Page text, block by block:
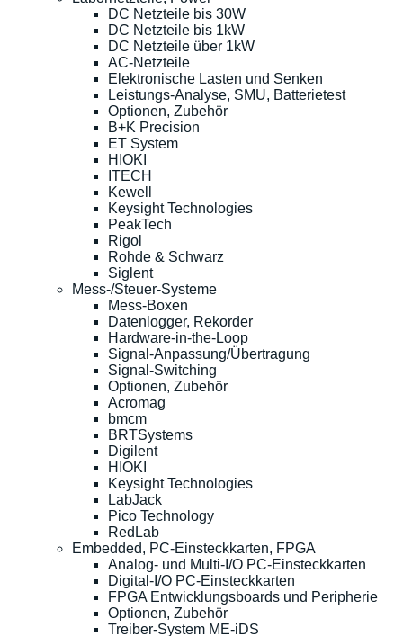
DC Netzteile bis 30W
DC Netzteile bis 1kW
DC Netzteile über 1kW
AC-Netzteile
Elektronische Lasten und Senken
Leistungs-Analyse, SMU, Batterietest
Optionen, Zubehör
B+K Precision
ET System
HIOKI
ITECH
Kewell
Keysight Technologies
PeakTech
Rigol
Rohde & Schwarz
Siglent
Mess-/Steuer-Systeme
Mess-Boxen
Datenlogger, Rekorder
Hardware-in-the-Loop
Signal-Anpassung/Übertragung
Signal-Switching
Optionen, Zubehör
Acromag
bmcm
BRTSystems
Digilent
HIOKI
Keysight Technologies
LabJack
Pico Technology
RedLab
Embedded, PC-Einsteckkarten, FPGA
Analog- und Multi-I/O PC-Einsteckkarten
Digital-I/O PC-Einsteckkarten
FPGA Entwicklungsboards und Peripherie
Optionen, Zubehör
Treiber-System ME-iDS